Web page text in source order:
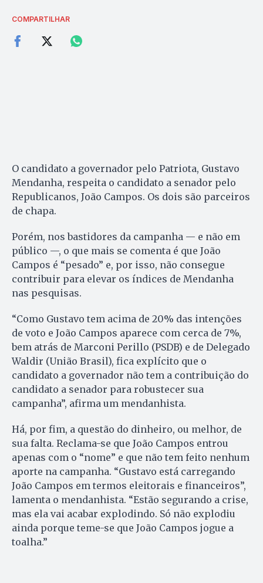
COMPARTILHAR
O candidato a governador pelo Patriota, Gustavo
Mendanha, respeita o candidato a senador pelo
Republicanos, João Campos. Os dois são parceiros
de chapa.
Porém, nos bastidores da campanha — e não em
público —, o que mais se comenta é que João
Campos é “pesado” e, por isso, não consegue
contribuir para elevar os índices de Mendanha
nas pesquisas.
“Como Gustavo tem acima de 20% das intenções
de voto e João Campos aparece com cerca de 7%,
bem atrás de Marconi Perillo (PSDB) e de Delegado
Waldir (União Brasil), fica explícito que o
candidato a governador não tem a contribuição do
candidato a senador para robustecer sua
campanha”, afirma um mendanhista.
Há, por fim, a questão do dinheiro, ou melhor, de
sua falta. Reclama-se que João Campos entrou
apenas com o “nome” e que não tem feito nenhum
aporte na campanha. “Gustavo está carregando
João Campos em termos eleitorais e financeiros”,
lamenta o mendanhista. “Estão segurando a crise,
mas ela vai acabar explodindo. Só não explodiu
ainda porque teme-se que João Campos jogue a
toalha.”